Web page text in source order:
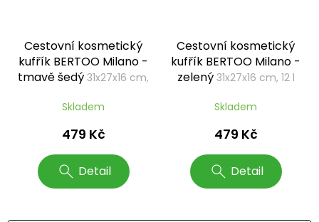
Cestovní kosmetický
kufřík BERTOO Milano -
tmavě šedý 31x27x16 cm,
Skladem
479 Kč
Detail
Cestovní kosmetický
kufřík BERTOO Milano -
zelený 31x27x16 cm, 12 l
Skladem
479 Kč
Detail